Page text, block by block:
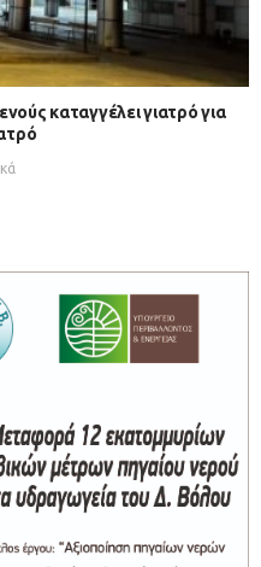
καταγγέλει γιατρό για